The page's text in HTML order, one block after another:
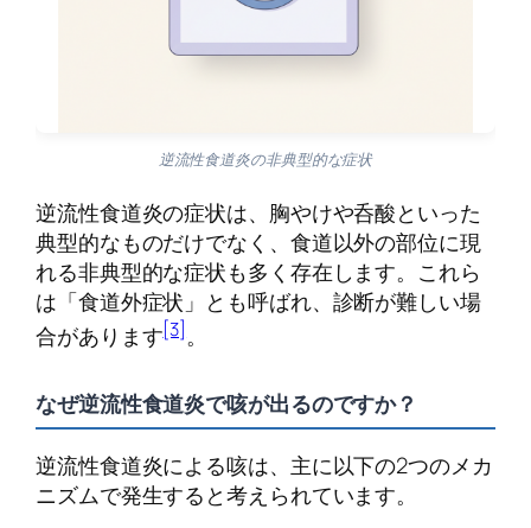
逆流性食道炎の非典型的な症状
逆流性食道炎の症状は、胸やけや呑酸といった
典型的なものだけでなく、食道以外の部位に現
れる非典型的な症状も多く存在します。これら
は「食道外症状」とも呼ばれ、診断が難しい場
合があります[3]。
なぜ逆流性食道炎で咳が出るのですか？
逆流性食道炎による咳は、主に以下の2つのメカ
ニズムで発生すると考えられています。